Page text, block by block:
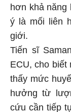
hơn khả
ý là mối liên
giới.
Tiến sĩ
ECU, cho biết
thấy mức
hưởng từ
cứu cần tiếp